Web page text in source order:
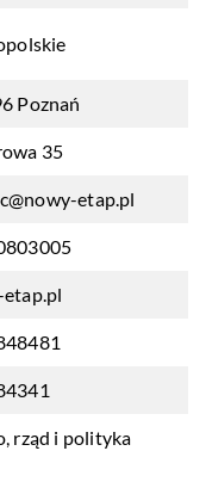
Poznań
35
etap.pl
rząd i polityka